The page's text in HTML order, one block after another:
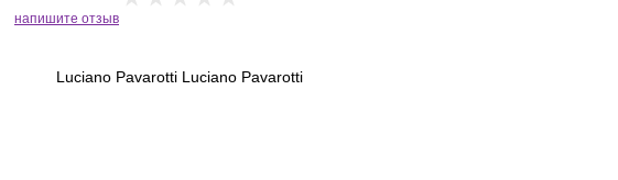
напишите отзыв
Luciano Pavarotti Luciano Pavarotti